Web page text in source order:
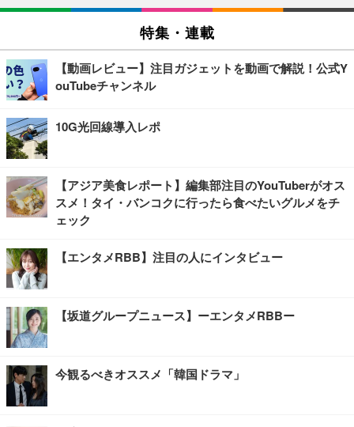
特集・連載
【動画レビュー】注目ガジェットを動画で解説！公式Y
ouTubeチャンネル
10G光回線導入レポ
【アジア美食レポート】編集部注目のYouTuberがオス
スメ！タイ・バンコクに行ったら食べたいグルメをチ
ェック
【エンタメRBB】注目の人にインタビュー
【坂道グループニュース】ーエンタメRBBー
今観るべきオススメ「韓国ドラマ」